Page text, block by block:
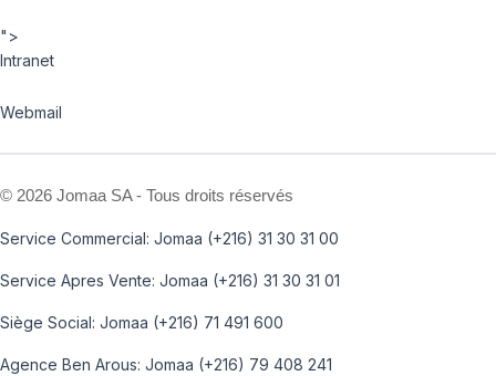
">
Intranet
Webmail
© 2026 Jomaa SA - Tous droits réservés
Service Commercial: Jomaa (+216) 31 30 31 00
Service Apres Vente: Jomaa (+216) 31 30 31 01
Siège Social: Jomaa (+216) 71 491 600
Agence Ben Arous: Jomaa (+216) 79 408 241